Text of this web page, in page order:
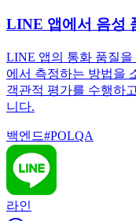
LINE 앱에서 음성
LINE 앱의 통화 품질
에서 측정하는 방법을
객관적 평가를 수행하
니다.
백엔드#POLQA
라인